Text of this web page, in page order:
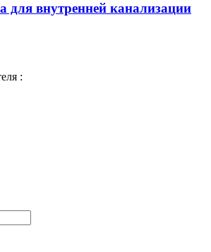
внутренней канализации
: